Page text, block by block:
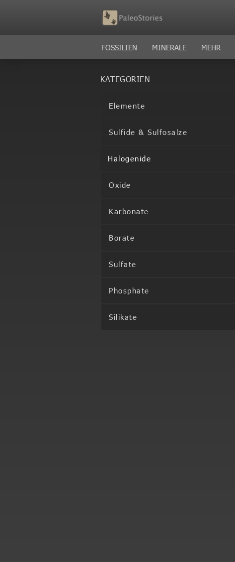
FOSSILIEN MINERALE MEHR
KATEGORIEN
Elemente
Sulfide & Sulfosalze
Halogenide
Oxide
Karbonate
Borate
Sulfate
Phosphate
Silikate